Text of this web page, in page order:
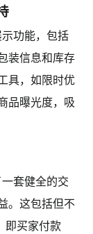
功能，包括
装信息和库存
具，如限时优
品曝光度，吸
套健全的交
。这包括但不
即买家付款